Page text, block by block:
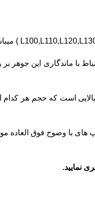
با ماندگاری این جوهر
با وضوح فوق العاده
نمایید.